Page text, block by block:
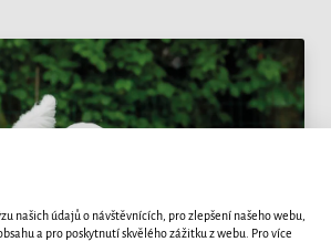
našich údajů o návštěvnících, pro zlepšení našeho webu,
a pro poskytnutí skvělého zážitku z webu. Pro více